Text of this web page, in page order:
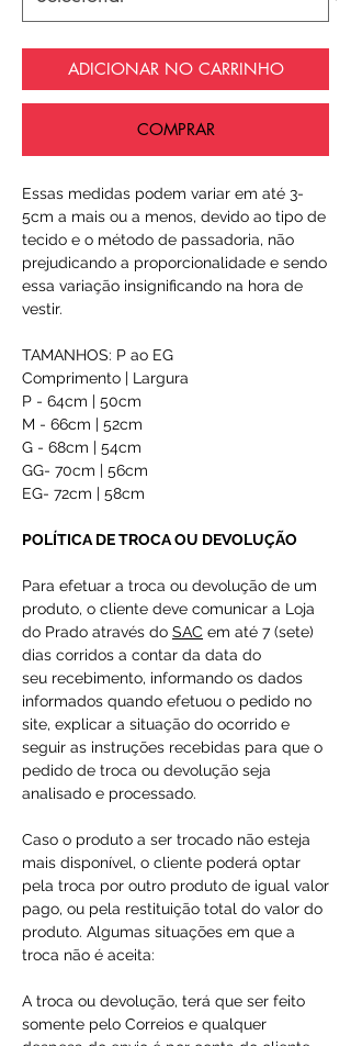
ADICIONAR NO CARRINHO
COMPRAR
Essas medidas podem variar em até 3-
5cm a mais ou a menos, devido ao tipo de
tecido e o método de passadoria, não
prejudicando a proporcionalidade e sendo
essa variação insignificando na hora de
vestir.
TAMANHOS: P ao EG
Comprimento | Largura
P - 64cm | 50cm
M - 66cm | 52cm
G - 68cm | 54cm
GG- 70cm | 56cm
EG- 72cm | 58cm
POLÍTICA DE TROCA OU DEVOLUÇÃO
Para efetuar a troca ou devolução de um
produto, o cliente deve comunicar a Loja
do Prado através do SAC em até 7 (sete)
dias corridos a contar da data do
seu recebimento, informando os dados
informados quando efetuou o pedido no
site, explicar a situação do ocorrido e
seguir as instruções recebidas para que o
pedido de troca ou devolução seja
analisado e processado.
Caso o produto a ser trocado não esteja
mais disponível, o cliente poderá optar
pela troca por outro produto de igual valor
pago, ou pela restituição total do valor do
produto. Algumas situações em que a
troca não é aceita:
A troca ou devolução, terá que ser feito
somente pelo Correios e qualquer